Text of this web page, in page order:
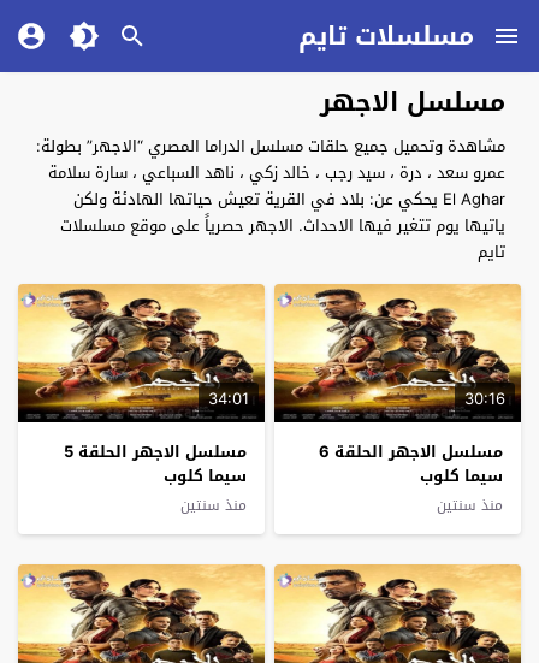
مسلسلات تايم
مسلسل الاجهر
مشاهدة وتحميل جميع حلقات مسلسل الدراما المصري “الاجهر” بطولة:
عمرو سعد ، درة ، سيد رجب ، خالد زكي ، ناهد السباعي ، سارة سلامة
El Aghar يحكي عن: بلاد في القرية تعيش حياتها الهادئة ولكن
ياتيها يوم تتغير فيها الاحداث. الاجهر حصرياً على موقع مسلسلات
تايم
30:16
مسلسل الاجهر الحلقة 6
سيما كلوب
منذ سنتين
34:01
مسلسل الاجهر الحلقة 5
سيما كلوب
منذ سنتين